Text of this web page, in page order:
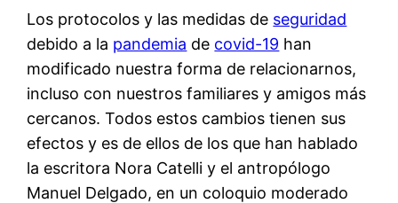
Los protocolos y las medidas de seguridad
debido a la pandemia de covid-19 han
modificado nuestra forma de relacionarnos,
incluso con nuestros familiares y amigos más
cercanos. Todos estos cambios tienen sus
efectos y es de ellos de los que han hablado
la escritora Nora Catelli y el antropólogo
Manuel Delgado, en un coloquio moderado